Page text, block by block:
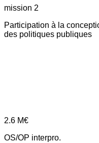
mission 2
Participation à la
des politiques publiques
2.6 M€
OS/OP interpro.